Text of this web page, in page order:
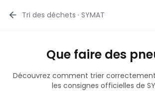
Tri des déchets · SYMAT
Que faire des
Découvrez comment trier
les consignes officielles de